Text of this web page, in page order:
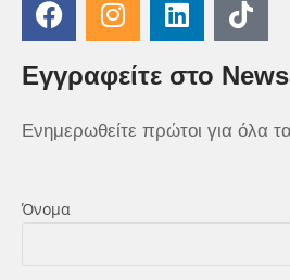
Εγγραφείτε στο
Ενημερωθείτε πρώτοι για όλα
Όνομα